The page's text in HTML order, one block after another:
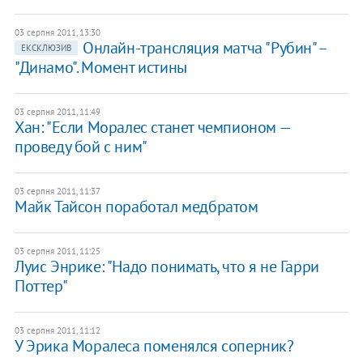
03 серпня 2011, 13:30
ЕКСКЛЮЗИВ
Онлайн-трансляция матча "Рубин" –
"Динамо". Момент истины
03 серпня 2011, 11:49
Хан: "Если Моралес станет чемпионом —
проведу бой с ним"
03 серпня 2011, 11:37
Майк Тайсон поработал медбратом
03 серпня 2011, 11:25
Луис Энрике: "Надо понимать, что я не Гарри
Поттер"
03 серпня 2011, 11:12
У Эрика Моралеса поменялся соперник?